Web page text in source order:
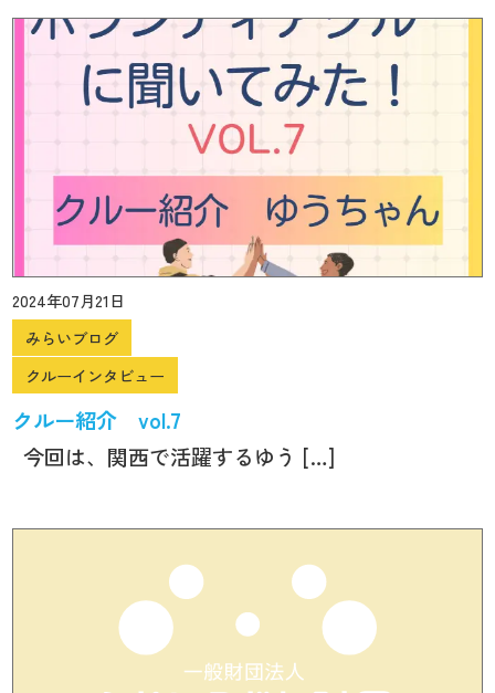
2024年07月21日
みらいブログ
クルーインタビュー
クルー紹介 vol.7
今回は、関西で活躍するゆう […]